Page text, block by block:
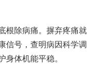
根除病痛。摒弃疼痛就
信号，查明病因科学调
体机能平稳。